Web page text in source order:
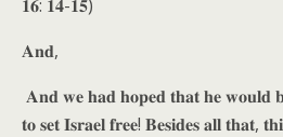
𝟏𝟔: 𝟏𝟒-𝟏𝟓)
𝐀𝐧𝐝,
𝐀𝐧𝐝 𝐰𝐞 𝐡𝐚𝐝 𝐡𝐨𝐩𝐞𝐝 𝐭𝐡𝐚𝐭 𝐡𝐞 𝐰𝐨𝐮𝐥𝐝
𝐭𝐨 𝐬𝐞𝐭 𝐈𝐬𝐫𝐚𝐞𝐥 𝐟𝐫𝐞𝐞! 𝐁𝐞𝐬𝐢𝐝𝐞𝐬 𝐚𝐥𝐥 𝐭𝐡𝐚𝐭,